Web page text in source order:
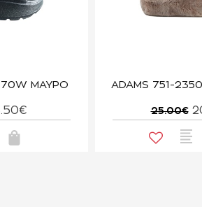
ΜΑΥΡΟ ADAMS 751-
25.00€